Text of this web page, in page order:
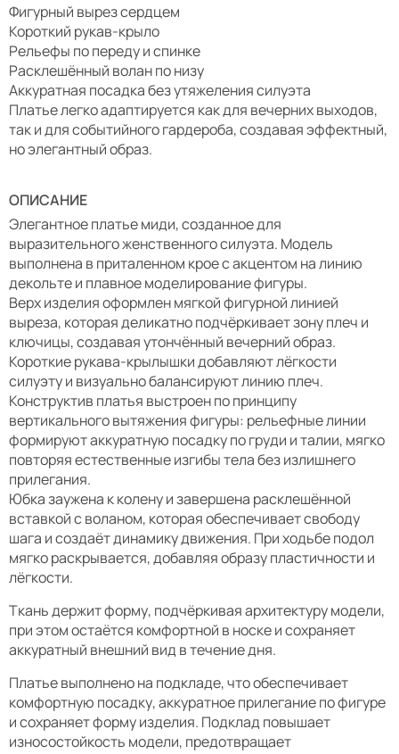
Фигурный вырез сердцем
Короткий рукав-крыло
Рельефы по переду и спинке
Расклешённый волан по низу
Аккуратная посадка без утяжеления силуэта
Платье легко адаптируется как для вечерних выходов,
так и для событийного гардероба, создавая эффектный,
но элегантный образ.
ОПИСАНИЕ
Элегантное платье миди, созданное для
выразительного женственного силуэта. Модель
выполнена в приталенном крое с акцентом на линию
декольте и плавное моделирование фигуры.
Верх изделия оформлен мягкой фигурной линией
выреза, которая деликатно подчёркивает зону плеч и
ключицы, создавая утончённый вечерний образ.
Короткие рукава-крылышки добавляют лёгкости
силуэту и визуально балансируют линию плеч.
Конструктив платья выстроен по принципу
вертикального вытяжения фигуры: рельефные линии
формируют аккуратную посадку по груди и талии, мягко
повторяя естественные изгибы тела без излишнего
прилегания.
Юбка заужена к колену и завершена расклешённой
вставкой с воланом, которая обеспечивает свободу
шага и создаёт динамику движения. При ходьбе подол
мягко раскрывается, добавляя образу пластичности и
лёгкости.
Ткань держит форму, подчёркивая архитектуру модели,
при этом остаётся комфортной в носке и сохраняет
аккуратный внешний вид в течение дня.
Платье выполнено на подкладе, что обеспечивает
комфортную посадку, аккуратное прилегание по фигуре
и сохраняет форму изделия. Подклад повышает
износостойкость модели, предотвращает